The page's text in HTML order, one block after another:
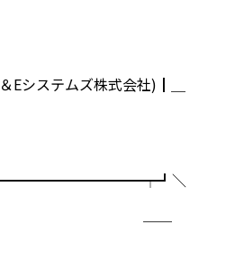
システムズ株式会社)┃＿
＼
￣